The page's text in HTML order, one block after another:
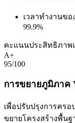
เวลาทำงานขอ
99.9%
คะแนนประสิทธิภาพ
A+
95/100
การขยายภูมิภาค
เพื่อปรับปรุงการครอ
ขยายโครงสร้างพื้น